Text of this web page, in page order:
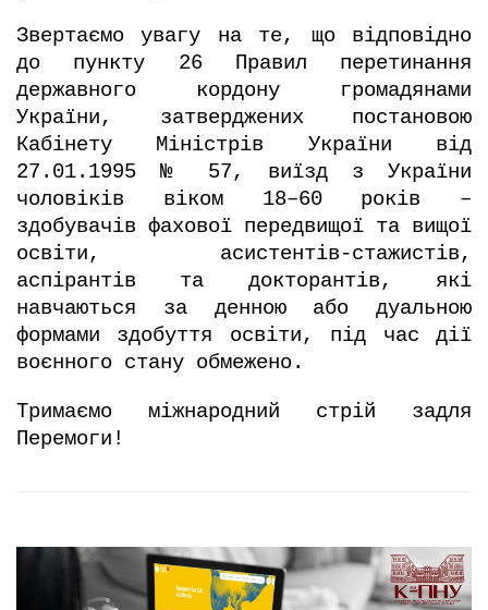
Звертаємо увагу на те, що відповідно
до пункту 26 Правил перетинання
державного кордону громадянами
України, затверджених постановою
Кабінету Міністрів України від
27.01.1995 № 57, виїзд з України
чоловіків віком 18–60 років –
здобувачів фахової передвищої та вищої
освіти, асистентів-стажистів,
аспірантів та докторантів, які
навчаються за денною або дуальною
формами здобуття освіти, під час дії
воєнного стану обмежено.
Тримаємо міжнародний стрій задля
Перемоги!